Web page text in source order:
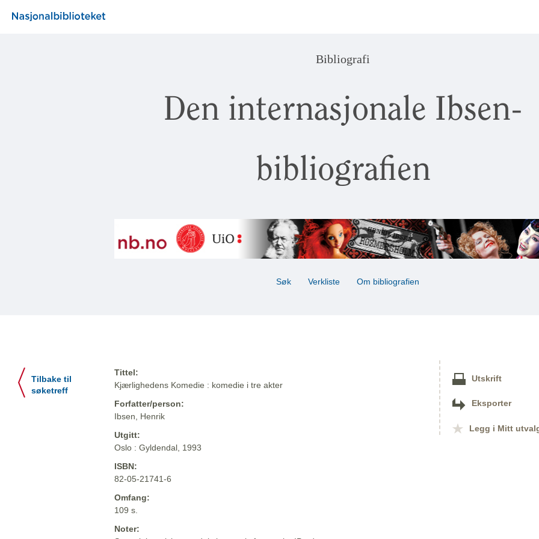
Bibliografi
Den internasjonale Ibsen-
bibliografien
Søk Verkliste Om bibliografien
Tilbake til
søketreff
Tittel:
Kjærlighedens Komedie : komedie i tre akter
Forfatter/person:
Ibsen, Henrik
Utgitt:
Oslo : Gyldendal, 1993
ISBN:
82-05-21741-6
Omfang:
109 s.
Noter:
Utskrift
Eksporter
Legg i Mitt